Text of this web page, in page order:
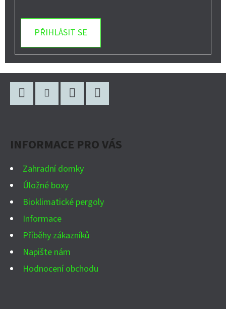
PŘIHLÁSIT SE
INFORMACE PRO VÁS
Zahradní domky
Úložné boxy
Bioklimatické pergoly
Informace
Příběhy zákazníků
Napište nám
Hodnocení obchodu